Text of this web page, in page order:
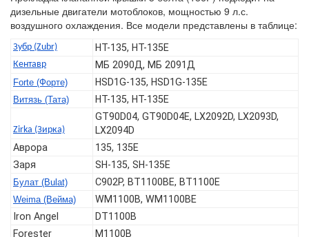
дизельные двигатели мотоблоков, мощностью 9 л.с.
воздушного охлаждения. Все модели представлены в таблице:
Зубр (Zubr) HT-135, HT-135E
Кентавр МБ 2090Д, МБ 2091Д
Forte (Форте) HSD1G-135, HSD1G-135E
Витязь (Тата) HT-135, HT-135E
Zirka (Зирка)
GT90D04, GT90D04E, LX2092D, LX2093D,
LX2094D
Аврора
135, 135E
Заря
SH-135, SH-135E
Булат (Bulat) C902P, BT1100BЕ, BT1100E
Weima (Вейма)
WM1100B, WM1100BE
Iron Angel
DT1100B
Forester
M1100B